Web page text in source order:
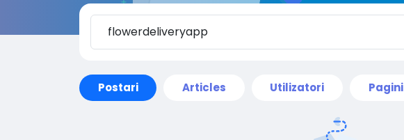
Postari Articles Utilizatori Pagini